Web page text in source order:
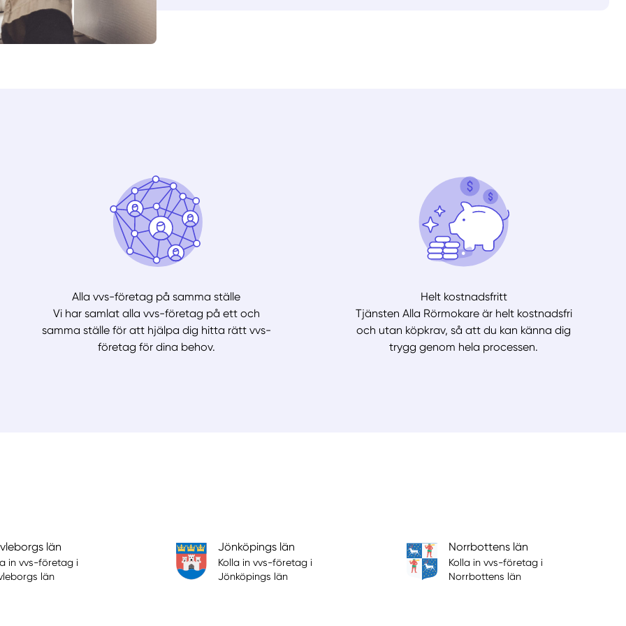
Alla vvs-företag på samma ställe
Vi har samlat alla vvs-företag på ett och
samma ställe för att hjälpa dig hitta rätt vvs-
företag för dina behov.
Helt kostnadsfritt
Tjänsten Alla Rörmokare är helt kostnadsfri
och utan köpkrav, så att du kan känna dig
trygg genom hela processen.
län
in vvs-företag i
län
Jönköpings län
Kolla in vvs-företag i
Jönköpings län
Norrbottens län
Kolla in vvs-företag i
Norrbottens län